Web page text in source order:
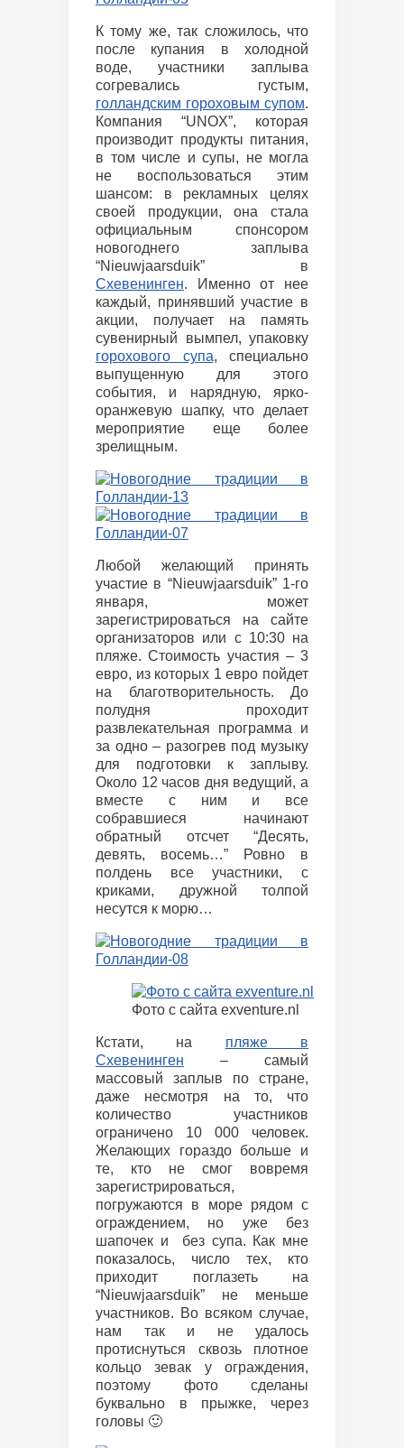
К тому же, так сложилось, что
после купания в холодной
воде, участники заплыва
согревались густым,
голландским гороховым супом.
Компания “UNOX”, которая
производит продукты питания,
в том числе и супы, не могла
не воспользоваться этим
шансом: в рекламных целях
своей продукции, она стала
официальным спонсором
новогоднего заплыва
“Nieuwjaarsduik” в
Схевенинген. Именно от нее
каждый, принявший участие в
акции, получает на память
сувенирный вымпел, упаковку
горохового супа, специально
выпущенную для этого
события, и нарядную, ярко-
оранжевую шапку, что делает
мероприятие еще более
зрелищным.
Любой желающий принять
участие в “Nieuwjaarsduik” 1-го
января, может
зарегистрироваться на сайте
организаторов или с 10:30 на
пляже. Стоимость участия – 3
евро, из которых 1 евро пойдет
на благотворительность. До
полудня проходит
развлекательная программа и
за одно – разогрев под музыку
для подготовки к заплыву.
Около 12 часов дня ведущий, а
вместе с ним и все
собравшиеся начинают
обратный отсчет “Десять,
девять, восемь…” Ровно в
полдень все участники, с
криками, дружной толпой
несутся к морю…
Фото с сайта exventure.nl
Кстати, на пляже в
Схевенинген – самый
массовый заплыв по стране,
даже несмотря на то, что
количество участников
ограничено 10 000 человек.
Желающих гораздо больше и
те, кто не смог вовремя
зарегистрироваться,
погружаются в море рядом с
ограждением, но уже без
шапочек и без супа. Как мне
показалось, число тех, кто
приходит поглазеть на
“Nieuwjaarsduik” не меньше
участников. Во всяком случае,
нам так и не удалось
протиснуться сквозь плотное
кольцо зевак у ограждения,
поэтому фото сделаны
буквально в прыжке, через
головы 🙂